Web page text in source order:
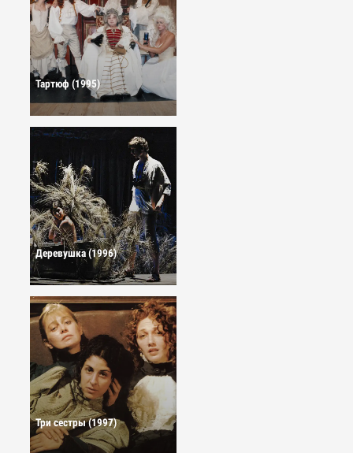
Тартюф (1995)
Деревушка (1996)
Три сестры (1997)